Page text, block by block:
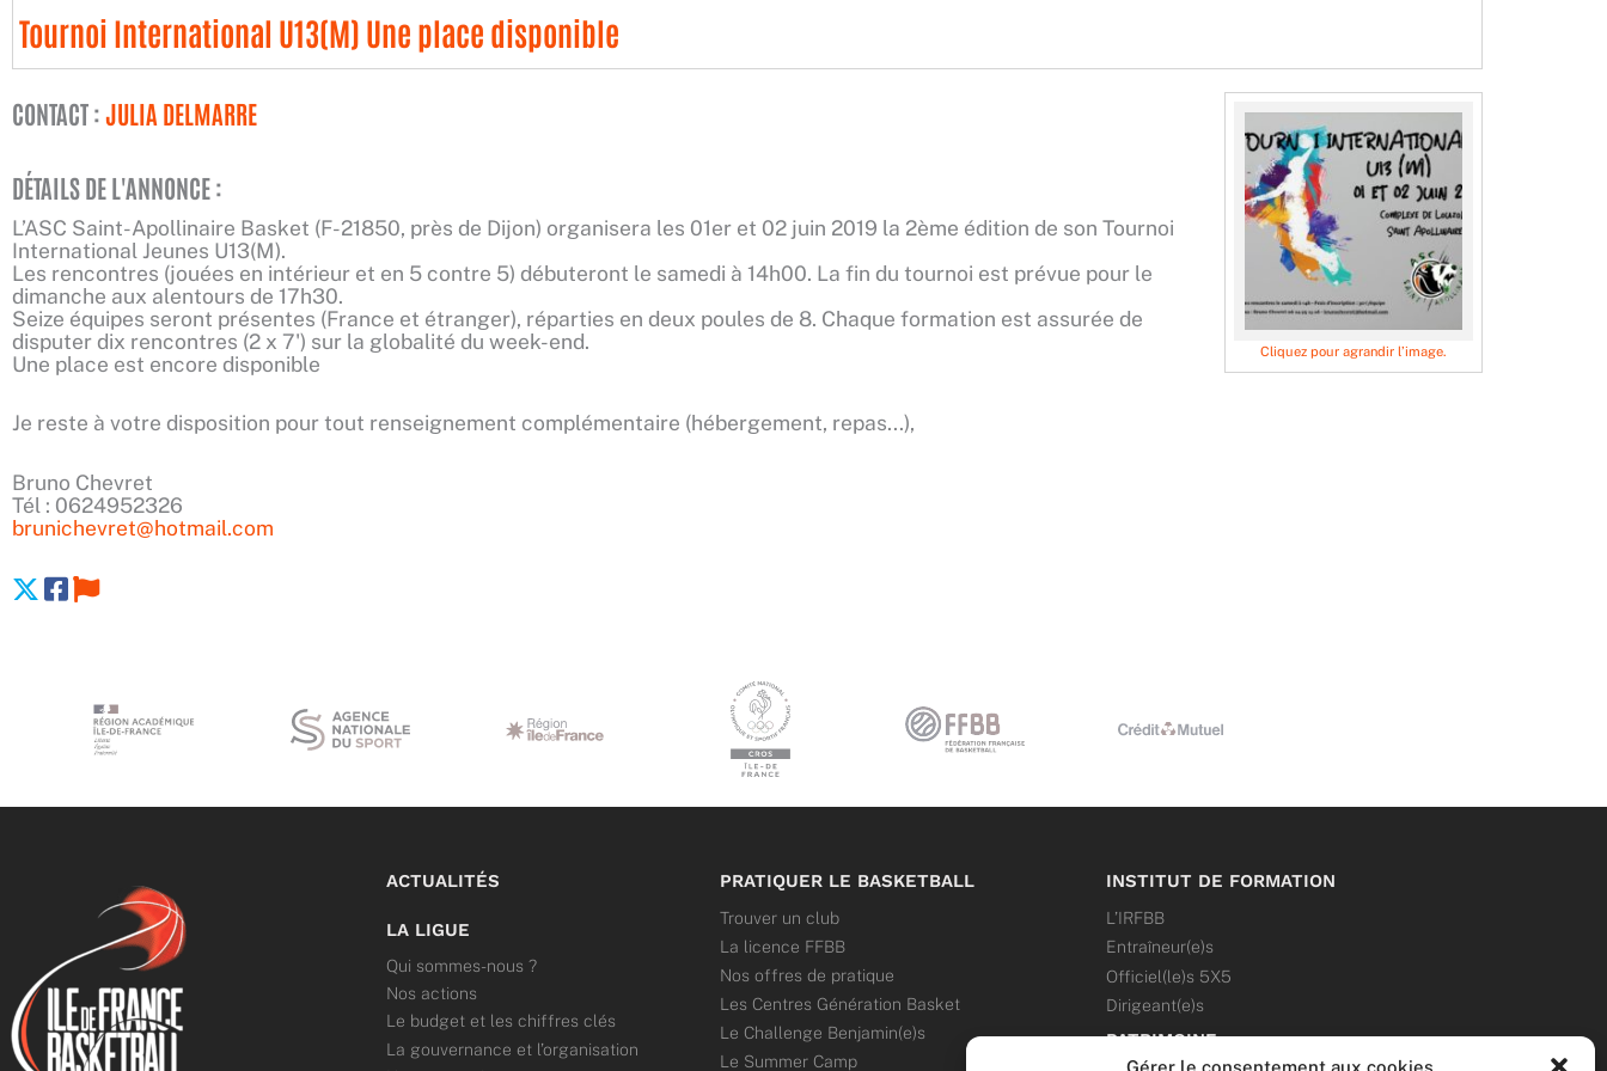
Gérer le consentement aux cookies
Tournoi International U13(M) Une place disponible
Cliquez pour agrandir l’image.
CONTACT :JULIA DELMARRE
DÉTAILS DE L'ANNONCE :
L’ASC Saint-Apollinaire Basket (F-21850, près de Dijon) organisera les 01er et 02 juin 2019 la 2ème édition de son Tournoi
International Jeunes U13(M).
Les rencontres (jouées en intérieur et en 5 contre 5) débuteront le samedi à 14h00. La fin du tournoi est prévue pour le
dimanche aux alentours de 17h30.
Seize équipes seront présentes (France et étranger), réparties en deux poules de 8. Chaque formation est assurée de
disputer dix rencontres (2 x 7') sur la globalité du week-end.
Une place est encore disponible
Je reste à votre disposition pour tout renseignement complémentaire (hébergement, repas...),
Bruno Chevret
Tél : 0624952326
brunichevret@hotmail.com
ACTUALITÉS
LA LIGUE
Qui sommes-nous ?
Nos actions
Le budget et les chiffres clés
La gouvernance et l’organisation
PRATIQUER LE BASKETBALL
Trouver un club
La licence FFBB
Nos offres de pratique
Les Centres Génération Basket
Le Challenge Benjamin(e)s
Le Summer Camp
INSTITUT DE FORMATION
L’IRFBB
Entraîneur(e)s
Officiel(le)s 5X5
Dirigeant(e)s
PATRIMOINE